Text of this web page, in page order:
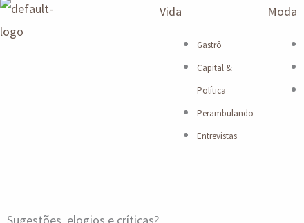
Vida
Gastrô
Capital &
Política
Perambulando
Entrevistas
Moda